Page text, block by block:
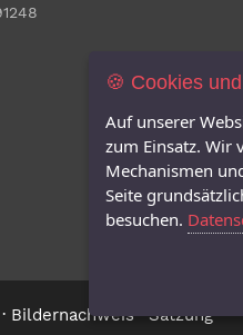
· Bildernachweis·Satzung
🍪 Cookies
Auf unserer
zum Einsatz. Wir
Mechanismen
Seite
besuchen.